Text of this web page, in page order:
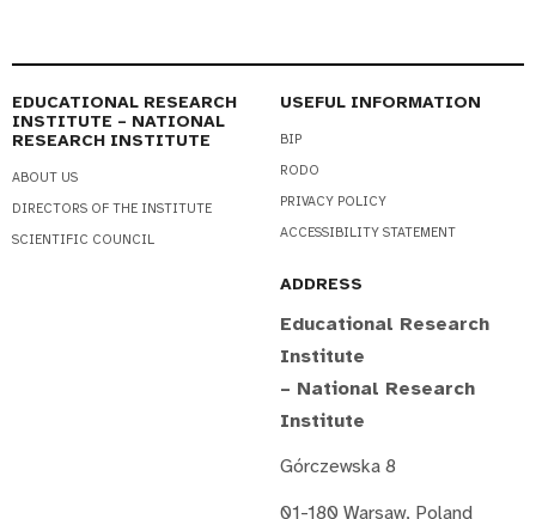
EDUCATIONAL RESEARCH
INSTITUTE – NATIONAL
RESEARCH INSTITUTE
ABOUT US
DIRECTORS OF THE INSTITUTE
SCIENTIFIC COUNCIL
USEFUL INFORMATION
BIP
RODO
PRIVACY POLICY
ACCESSIBILITY STATEMENT
ADDRESS
Educational Research
Institute
– National Research
Institute
Górczewska 8
01-180 Warsaw, Poland